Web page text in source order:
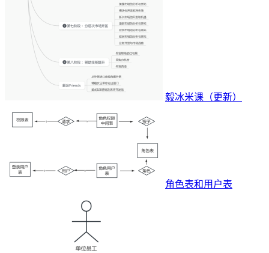
毅冰米课（更新）
角色表和用户表